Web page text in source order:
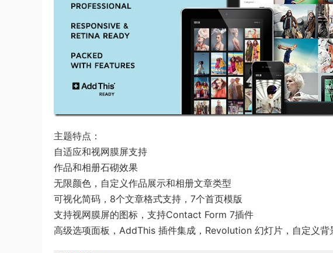
主题特点：
自适应和视网膜屏支持
作品和相册石砌效果
无限颜色，自定义作品展示和相册文章类型
可视化简码，8个文章格式支持，7个首页模版
支持视网膜屏的图标，支持Contact Form 7插件
高级选项面板，AddThis 插件集成，Revolution 幻灯片，自定义背